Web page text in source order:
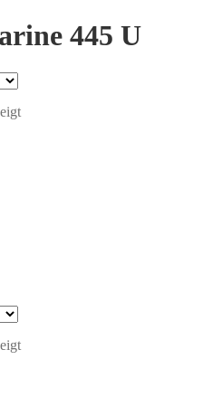
445 U